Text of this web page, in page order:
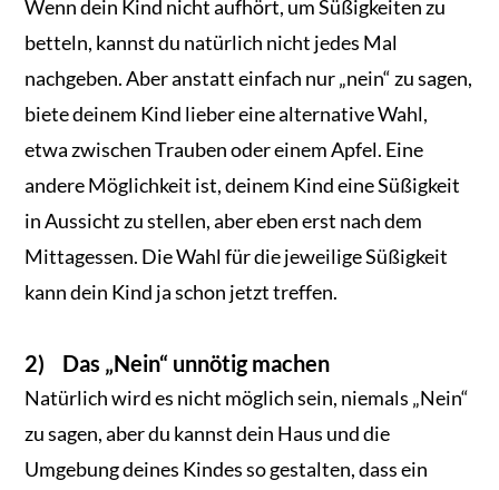
Wenn dein Kind nicht aufhört, um Süßigkeiten zu
betteln, kannst du natürlich nicht jedes Mal
nachgeben. Aber anstatt einfach nur „nein“ zu sagen,
biete deinem Kind lieber eine alternative Wahl,
etwa zwischen Trauben oder einem Apfel. Eine
andere Möglichkeit ist, deinem Kind eine Süßigkeit
in Aussicht zu stellen, aber eben erst nach dem
Mittagessen. Die Wahl für die jeweilige Süßigkeit
kann dein Kind ja schon jetzt treffen.
2) Das „Nein“ unnötig machen
Natürlich wird es nicht möglich sein, niemals „Nein“
zu sagen, aber du kannst dein Haus und die
Umgebung deines Kindes so gestalten, dass ein